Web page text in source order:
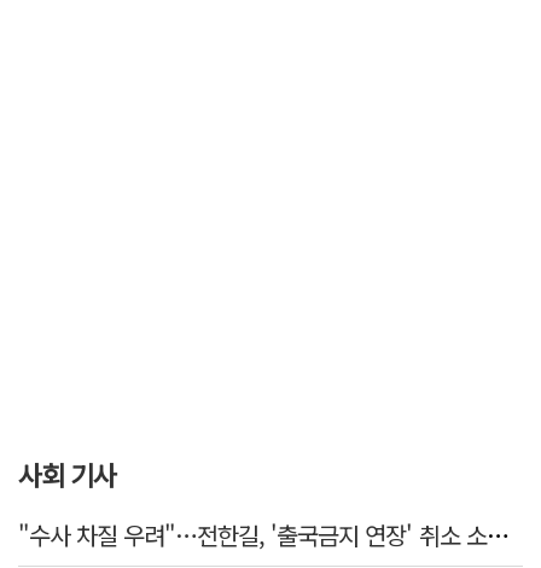
사회 기사
"수사 차질 우려"…전한길, '출국금지 연장' 취소 소송 패소